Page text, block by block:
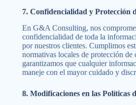
7. Confidencialidad y Protección
En G&A Consulting, nos
confidencialidad de toda la
por nuestros clientes. Cumplimos
normativas locales de protección de
garantizamos que cualquier
maneje con el mayor cuidado y
8. Modificaciones en las Políticas